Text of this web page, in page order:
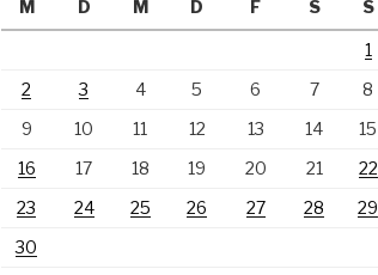
M
D M D F S S
1
2
3 4 5 6 7
8
9
10 11 12 13 14
15
16
17 18 19 20 21
22
23
24 25 26 27 28
29
30